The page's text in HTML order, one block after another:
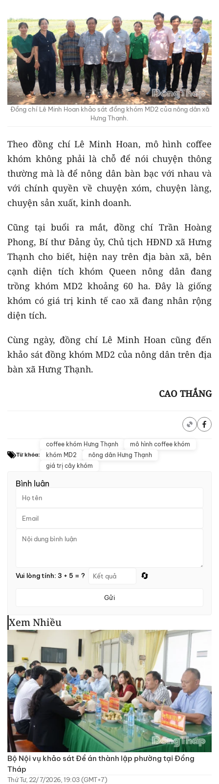
Đồng chí Lê Minh Hoan khảo sát đồng khóm MD2 của nông dân xã
Hưng Thạnh.
Theo đồng chí Lê Minh Hoan, mô hình coffee
khóm không phải là chỗ để nói chuyện thông
thường mà là để nông dân bàn bạc với nhau và
với chính quyền về chuyện xóm, chuyện làng,
chuyện sản xuất, kinh doanh.
Cũng tại buổi ra mắt, đồng chí Trần Hoàng
Phong, Bí thư Đảng ủy, Chủ tịch HĐND xã Hưng
Thạnh cho biết, hiện nay trên địa bàn xã, bên
cạnh diện tích khóm Queen nông dân đang
trồng khóm MD2 khoảng 60 ha. Đây là giống
khóm có giá trị kinh tế cao xã đang nhân rộng
diện tích.
Cùng ngày, đồng chí Lê Minh Hoan cũng đến
khảo sát đồng khóm MD2 của nông dân trên địa
bàn xã Hưng Thạnh.
CAO THẮNG
Từ khóa:
coffee khóm Hưng Thạnh
mô hình coffee khóm
khóm MD2
nông dân Hưng Thạnh
giá trị cây khóm
Bình luận
Vui lòng tính: 3 + 5 = ? 🔄
Gửi
Xem Nhiều
Bộ Nội vụ khảo sát Đề án thành lập phường tại Đồng
Tháp
Thứ Tư, 22/7/2026, 19:03 (GMT+7)